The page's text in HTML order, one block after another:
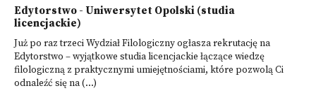
Edytorstwo - Uniwersytet Opolski (studia
licencjackie)
Już po raz trzeci Wydział Filologiczny ogłasza rekrutację na
Edytorstwo – wyjątkowe studia licencjackie łączące wiedzę
filologiczną z praktycznymi umiejętnościami, które pozwolą Ci
odnaleźć się na (...)